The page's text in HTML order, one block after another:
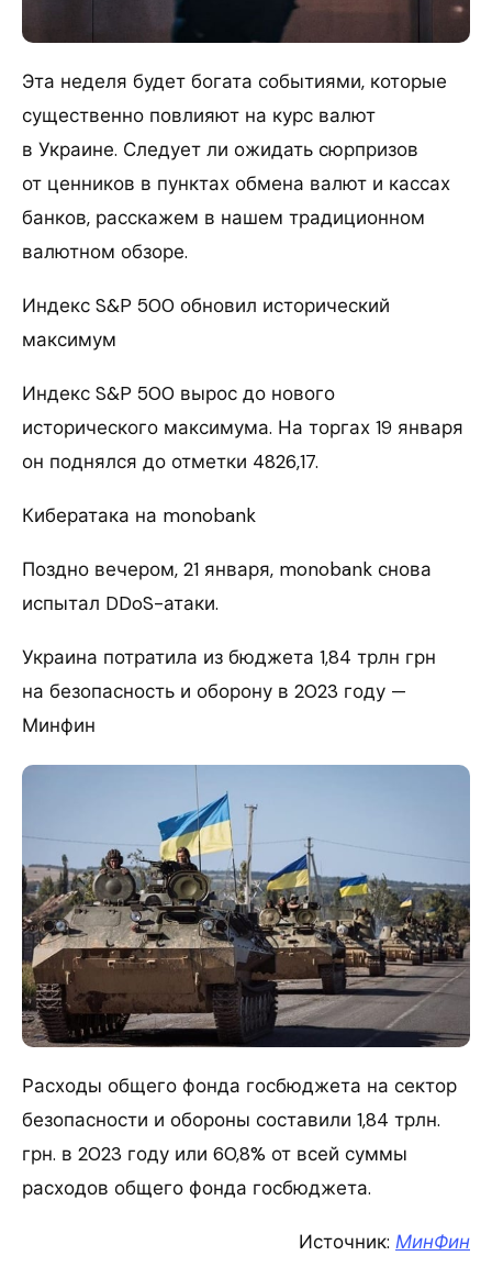
Эта неделя будет богата событиями, которые
существенно повлияют на курс валют
в Украине. Следует ли ожидать сюрпризов
от ценников в пунктах обмена валют и кассах
банков, расскажем в нашем традиционном
валютном обзоре.
Индекс S&P 500 обновил исторический
максимум
Индекс S&P 500 вырос до нового
исторического максимума. На торгах 19 января
он поднялся до отметки 4826,17.
Кибератака на monobank
Поздно вечером, 21 января, monobank снова
испытал DDoS-атаки.
Украина потратила из бюджета 1,84 трлн грн
на безопасность и оборону в 2023 году —
Минфин
Расходы общего фонда госбюджета на сектор
безопасности и обороны составили 1,84 трлн.
грн. в 2023 году или 60,8% от всей суммы
расходов общего фонда госбюджета.
Источник: МинФин